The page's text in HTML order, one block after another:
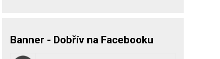
Banner - Dobřív na Facebooku